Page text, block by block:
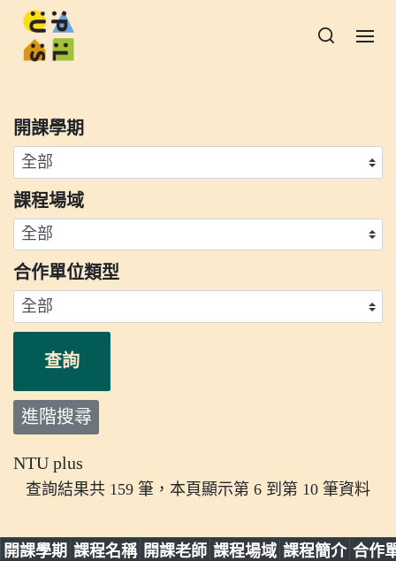
開課學期
課程場域
合作單位類型
進階搜尋
NTU plus
查詢結果共 159 筆，本頁顯示第 6 到第 10 筆資料
開課學期 課程名稱 開課老師 課程場域 課程簡介 合作